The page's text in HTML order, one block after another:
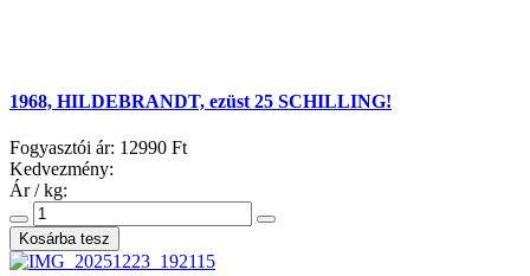
1968, HILDEBRANDT, ezüst 25 SCHILLING!
Fogyasztói ár: 12990 Ft
Kedvezmény:
Ár / kg: